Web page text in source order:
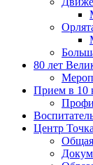
80 лет
Прием в 10
Центр